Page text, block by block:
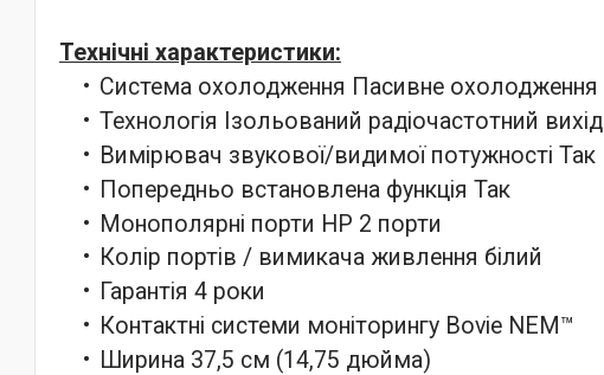
Технічні характеристики:
Система охолодження Пасивне охолодження
Технологія Ізольований радіочастотний вихід
Вимірювач звукової/видимої потужності Так
Попередньо встановлена функція Так
Монополярні порти HP 2 порти
Колір портів / вимикача живлення білий
Гарантія 4 роки
Контактні системи моніторингу Bovie NEM™
Ширина 37,5 см (14,75 дюйма)